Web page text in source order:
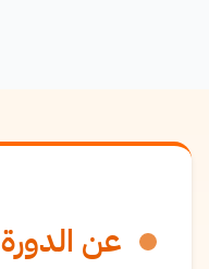
عن الدورة